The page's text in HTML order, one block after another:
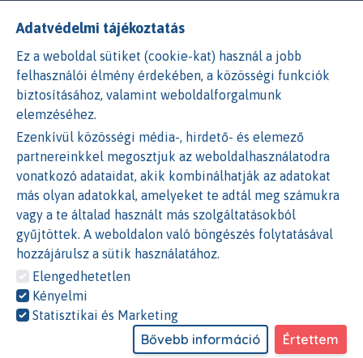
BIZTOSÍTÁS
GDPR - Adatkezelési tájékoztató
Előszó
Jelen adatkezelési tájékoztató aRENTYZ
Development Kft. , mint adatkezelő személyes
adatokkal kapcsolatba hozható adatkezelését
szabályozza. A tájékoztató módosításai a fenti
címen történő közzététellel lépnek hatályba.
Tiszteletben tartjuk weboldal látogatóink /
szolgáltatásaink iránt érdeklődők magánéletének
védelmét, ezért kizárólag olyan információkat
gyűjtünk és kezelünk, amelyek jelen
tájékozatatóban meghatározott célok
szempontjából elengedhetetlenek. Az oldalunk
Adatvédelmi tájékoztatás
Ez a weboldal sütiket (cookie-kat) használ a jobb
felhasználói élmény érdekében, a közösségi funkciók
biztosításához, valamint weboldalforgalmunk
elemzéséhez.
Ezenkívül közösségi média-, hirdető- és elemező
partnereinkkel megosztjuk az weboldalhasználatodra
vonatkozó adataidat, akik kombinálhatják az adatokat
más olyan adatokkal, amelyeket te adtál meg számukra
vagy a te általad használt más szolgáltatásokból
gyűjtöttek. A weboldalon való böngészés folytatásával
hozzájárulsz a sütik használatához.
Elengedhetetlen
Kényelmi
Statisztikai és Marketing
Bővebb információ Értettem